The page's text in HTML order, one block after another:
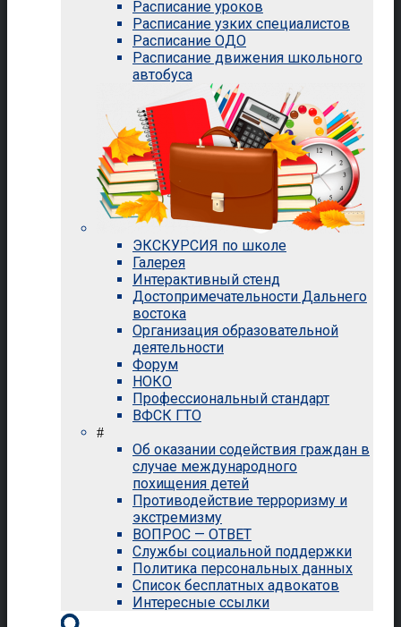
Расписание уроков
Расписание узких специалистов
Расписание ОДО
Расписание движения школьного
автобуса
ЭКСКУРСИЯ по школе
Галерея
Интерактивный стенд
Достопримечательности Дальнего
востока
Организация образовательной
деятельности
Форум
НОКО
Профессиональный стандарт
ВФСК ГТО
#
Об оказании содействия граждан в
случае международного
похищения детей
Противодействие терроризму и
экстремизму
ВОПРОС — ОТВЕТ
Службы социальной поддержки
Политика персональных данных
Список бесплатных адвокатов
Интересные ссылки